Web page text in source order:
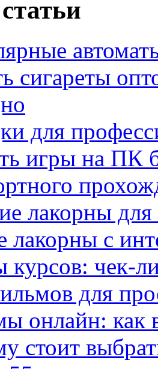
сигареты
для
игры на ПК
лакорны для
лакорны с
курсов: чек-
для
онлайн: как
стоит